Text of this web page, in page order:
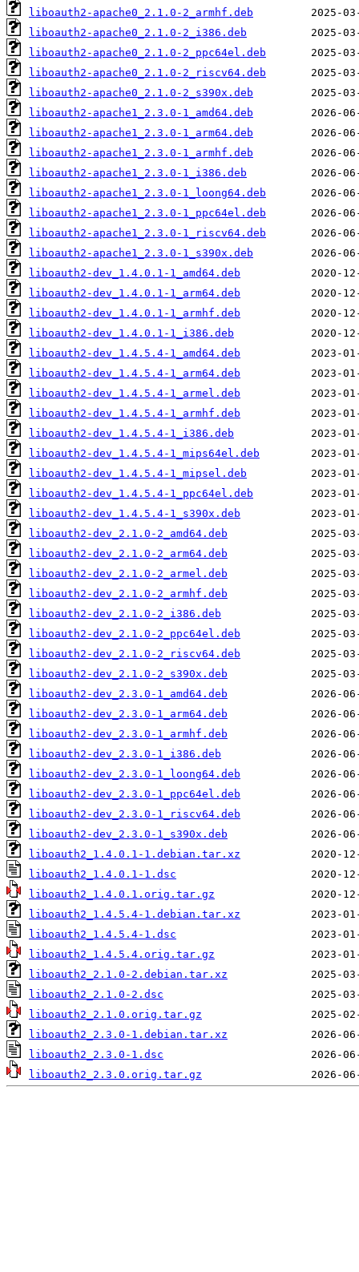
liboauth2-apache0_2.1.0-2_armhf.deb
liboauth2-apache0_2.1.0-2_i386.deb
liboauth2-apache0_2.1.0-2_ppc64el.deb
liboauth2-apache0_2.1.0-2_riscv64.deb
liboauth2-apache0_2.1.0-2_s390x.deb
liboauth2-apache1_2.3.0-1_amd64.deb
liboauth2-apache1_2.3.0-1_arm64.deb
liboauth2-apache1_2.3.0-1_armhf.deb
liboauth2-apache1_2.3.0-1_i386.deb
liboauth2-apache1_2.3.0-1_loong64.deb
liboauth2-apache1_2.3.0-1_ppc64el.deb
liboauth2-apache1_2.3.0-1_riscv64.deb
liboauth2-apache1_2.3.0-1_s390x.deb
liboauth2-dev_1.4.0.1-1_amd64.deb
liboauth2-dev_1.4.0.1-1_arm64.deb
liboauth2-dev_1.4.0.1-1_armhf.deb
liboauth2-dev_1.4.0.1-1_i386.deb
liboauth2-dev_1.4.5.4-1_amd64.deb
liboauth2-dev_1.4.5.4-1_arm64.deb
liboauth2-dev_1.4.5.4-1_armel.deb
liboauth2-dev_1.4.5.4-1_armhf.deb
liboauth2-dev_1.4.5.4-1_i386.deb
liboauth2-dev_1.4.5.4-1_mips64el.deb
liboauth2-dev_1.4.5.4-1_mipsel.deb
liboauth2-dev_1.4.5.4-1_ppc64el.deb
liboauth2-dev_1.4.5.4-1_s390x.deb
liboauth2-dev_2.1.0-2_amd64.deb
liboauth2-dev_2.1.0-2_arm64.deb
liboauth2-dev_2.1.0-2_armel.deb
liboauth2-dev_2.1.0-2_armhf.deb
liboauth2-dev_2.1.0-2_i386.deb
liboauth2-dev_2.1.0-2_ppc64el.deb
liboauth2-dev_2.1.0-2_riscv64.deb
liboauth2-dev_2.1.0-2_s390x.deb
liboauth2-dev_2.3.0-1_amd64.deb
liboauth2-dev_2.3.0-1_arm64.deb
liboauth2-dev_2.3.0-1_armhf.deb
liboauth2-dev_2.3.0-1_i386.deb
liboauth2-dev_2.3.0-1_loong64.deb
liboauth2-dev_2.3.0-1_ppc64el.deb
liboauth2-dev_2.3.0-1_riscv64.deb
liboauth2-dev_2.3.0-1_s390x.deb
liboauth2_1.4.0.1-1.debian.tar.xz
liboauth2_1.4.0.1-1.dsc
liboauth2_1.4.0.1.orig.tar.gz
liboauth2_1.4.5.4-1.debian.tar.xz
liboauth2_1.4.5.4-1.dsc
liboauth2_1.4.5.4.orig.tar.gz
liboauth2_2.1.0-2.debian.tar.xz
liboauth2_2.1.0-2.dsc
liboauth2_2.1.0.orig.tar.gz
liboauth2_2.3.0-1.debian.tar.xz
liboauth2_2.3.0-1.dsc
liboauth2_2.3.0.orig.tar.gz